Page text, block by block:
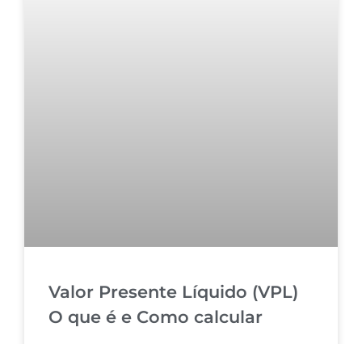
Valor Presente Líquido (VPL)
O que é e Como calcular